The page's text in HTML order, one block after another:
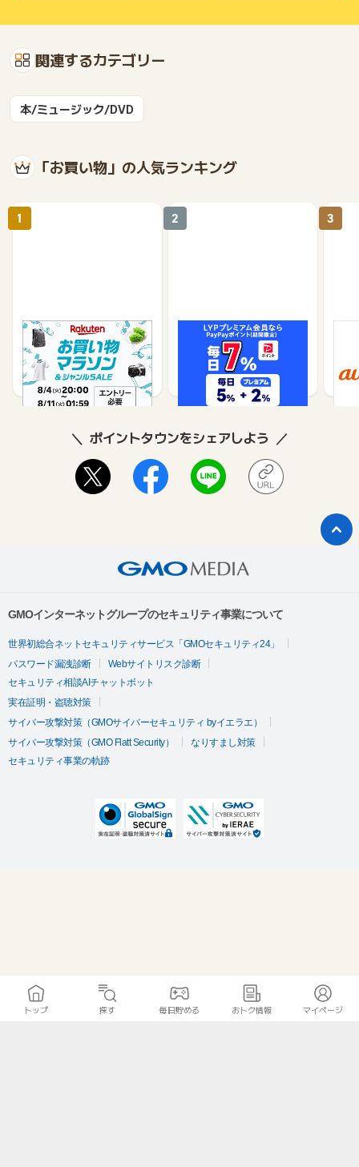
関連するカテゴリー
本/ミュージック/DVD
「お買い物」の人気ランキング
楽天市場
1%
1
Yahoo!ショッピング
1%
2 3
ポイントタウンをシェアしよう
GMOインターネットグループのセキュリティ事業について
世界初総合ネットセキュリティサービス「GMOセキュリティ24」
パスワード漏洩診断
Webサイトリスク診断
セキュリティ相談AIチャットボット
実在証明・盗聴対策
サイバー攻撃対策（GMOサイバーセキュリティ byイエラエ）
サイバー攻撃対策（GMO Flatt Security）
なりすまし対策
セキュリティ事業の軌跡
トップ 探す 毎日貯める おトク情報 マイページ